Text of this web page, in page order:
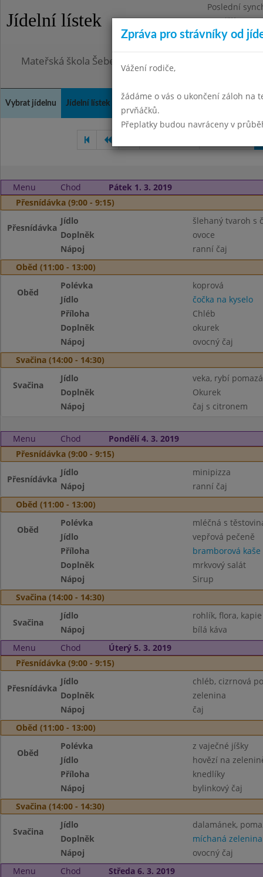
Jídelní lístek
Poslední
Pondělí
Omezení
Mateřská škola Šebetov, příspěvková organizace
Vybrat jídelnu Jídelní lístek
Menu Chod
Pátek 1. 3. 2019
Přesnídávka (9:00 - 9:15)
Přesnídávka
Jídlo
šlehaný tvaroh s
Doplněk
ovoce
Nápoj
ranní čaj
Oběd (11:00 - 13:00)
Oběd
Polévka
koprová
Jídlo
čočka na kyselo
Příloha
Chléb
Doplněk
okurek
Nápoj
ovocný čaj
Svačina (14:00 - 14:30)
Svačina
Jídlo
veka, rybí
Doplněk
Okurek
Nápoj
čaj s citronem
Menu Chod
Pondělí 4. 3. 2019
Přesnídávka (9:00 - 9:15)
Přesnídávka
Jídlo
minipizza
Nápoj
ranní čaj
Oběd (11:00 - 13:00)
Oběd
Polévka
mléčná s
Jídlo
vepřová pečeně
Příloha
bramborová kaše
Doplněk
mrkvový salát
Nápoj
Sirup
Svačina (14:00 - 14:30)
Svačina
Jídlo
rohlík, flora, kapie
Nápoj
bílá káva
Menu
Chod
Úterý 5. 3. 2019
Přesnídávka (9:00 - 9:15)
Přesnídávka
Jídlo
chléb, cizrnová
Doplněk
zelenina
Nápoj
čaj
Oběd (11:00 - 13:00)
Oběd
Polévka
z vaječné jíšky
Jídlo
hovězí na
Příloha
knedlíky
Nápoj
bylinkový čaj
Svačina (14:00 - 14:30)
Svačina
Jídlo
dalamánek,
Doplněk
míchaná zelenina
Nápoj
ovocný čaj
Menu
Chod
Středa 6. 3. 2019
Zpráva pro strávníky od
Vážení rodiče,
žádáme o vás o ukončení záloh na
prvňáčků.
Přeplatky budou navráceny v